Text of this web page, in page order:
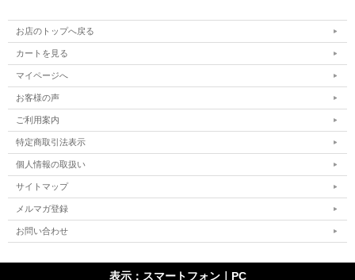
お店のトップへ戻る
カートを見る
マイページへ
お客様の声
ご利用案内
特定商取引法表示
個人情報の取扱い
サイトマップ
メルマガ登録
お問い合わせ
表示：スマートフォン｜ PC